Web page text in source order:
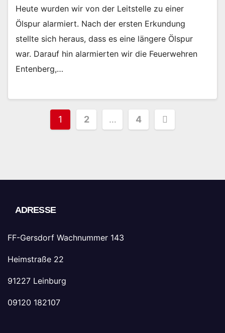
Heute wurden wir von der Leitstelle zu einer
Ölspur alarmiert. Nach der ersten Erkundung
stellte sich heraus, dass es eine längere Ölspur
war. Darauf hin alarmierten wir die Feuerwehren
Entenberg,…
1 2 … 4
ADRESSE
FF-Gersdorf Wachnummer 143
Heimstraße 22
91227 Leinburg
09120 182107